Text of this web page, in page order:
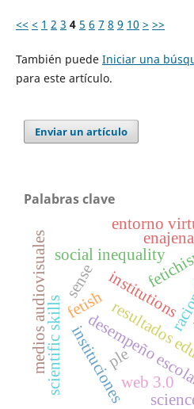
<< < 1 2 3 4 5 6 7 8 9 10 > >>
También puede Iniciar una
para este artículo.
Enviar un artículo
Palabras clave
resultados
desempeño
social inequality
institutions
instituciones
fetish
medios audiovisualesscientific skills ple
entorno
web 3.0
sense